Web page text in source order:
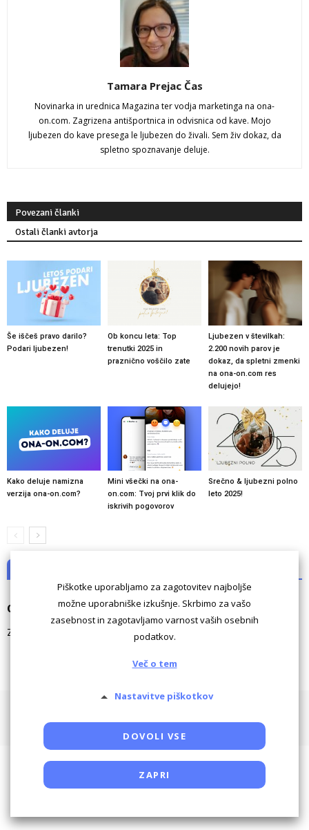
Tamara Prejac Čas
Novinarka in urednica Magazina ter vodja marketinga na ona-
on.com. Zagrizena antišportnica in odvisnica od kave. Mojo
ljubezen do kave presega le ljubezen do živali. Sem živ dokaz, da
spletno spoznavanje deluje.
Povezani članki
Ostali članki avtorja
Še iščeš pravo darilo?
Podari ljubezen!
Ob koncu leta: Top
trenutki 2025 in
praznično voščilo zate
Ljubezen v številkah:
2.200 novih parov je
dokaz, da spletni zmenki
na ona-on.com res
delujejo!
Kako deluje namizna
verzija ona-on.com?
Mini všečki na ona-
on.com: Tvoj prvi klik do
iskrivih pogovorov
Srečno & ljubezni polno
leto 2025!
Odgovori
Za komentiranje morate bitiprijavljeni
Piškotke uporabljamo za zagotovitev najboljše
možne uporabniške izkušnje. Skrbimo za vašo
zasebnost in zagotavljamo varnost vaših osebnih
podatkov.
Več o tem
Nastavitve piškotkov
DOVOLI VSE
ZAPRI
Potrebni